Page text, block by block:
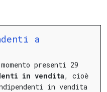
a
presenti 29
in vendita, cioè
in vendita